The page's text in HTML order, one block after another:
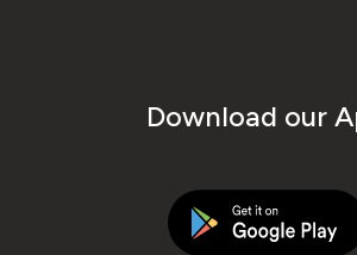
Download our